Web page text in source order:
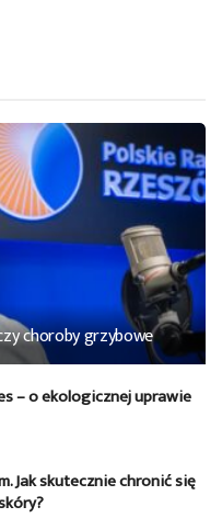
choroby grzybowe
– o ekologicznej uprawie
Jak skutecznie chronić się